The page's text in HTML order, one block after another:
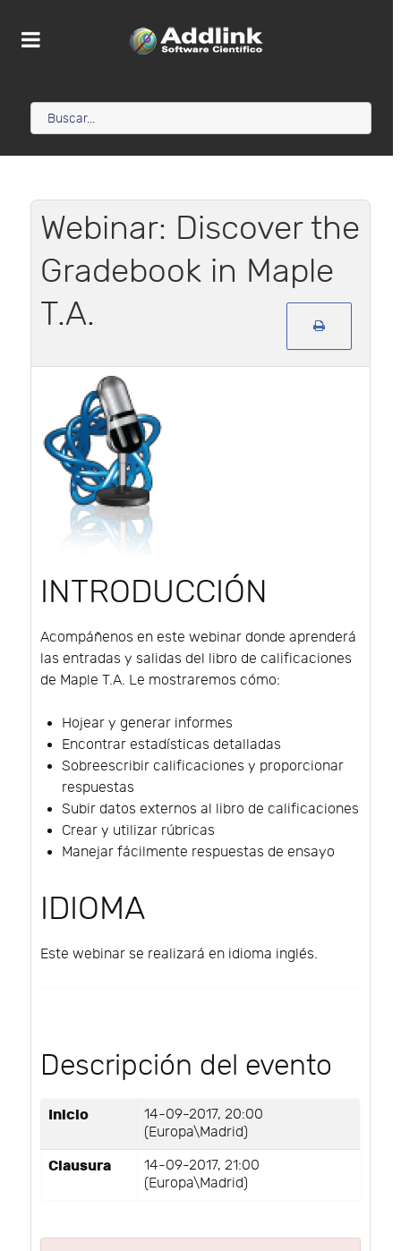
Webinar: Discover the
Gradebook in Maple
T.A.
INTRODUCCIÓN
Acompáñenos en este webinar donde aprenderá
las entradas y salidas del libro de calificaciones
de Maple T.A. Le mostraremos cómo:
Hojear y generar informes
Encontrar estadísticas detalladas
Sobreescribir calificaciones y proporcionar
respuestas
Subir datos externos al libro de calificaciones
Crear y utilizar rúbricas
Manejar fácilmente respuestas de ensayo
IDIOMA
Este webinar se realizará en idioma inglés.
Descripción del evento
Inicio
14-09-2017, 20:00
(Europa\Madrid)
Clausura
14-09-2017, 21:00
(Europa\Madrid)